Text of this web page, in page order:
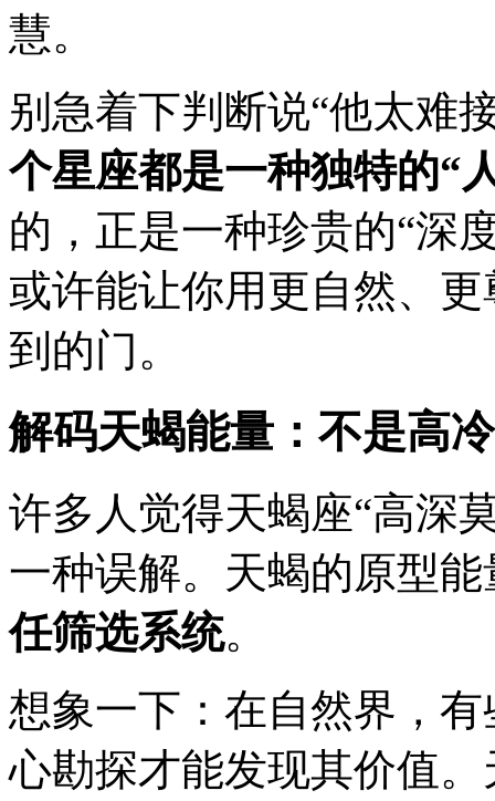
慧。
别急着下判断说“他太难
个星座都是一种独特的“
的，正是一种珍贵的“深
或许能让你用更自然、
到的门。
解码天蝎能量：不是高
许多人觉得天蝎座“高深
一种误解。天蝎的原型
任筛选系统。
想象一下：在自然界，
心勘探才能发现其价值